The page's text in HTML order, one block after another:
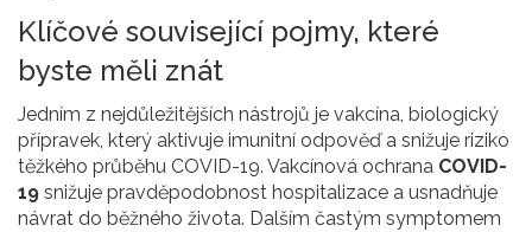
Klíčové související pojmy, které
byste měli znát
Jedním z nejdůležitějších nástrojů je vakcína, biologický
přípravek, který aktivuje imunitní odpověď a snižuje riziko
těžkého průběhu COVID-19. Vakcínová ochrana COVID-
19 snižuje pravděpodobnost hospitalizace a usnadňuje
návrat do běžného života. Dalším častým symptomem